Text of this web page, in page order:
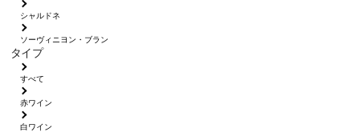
シャルドネ
ソーヴィニヨン・ブラン
タイプ
すべて
赤ワイン
白ワイン